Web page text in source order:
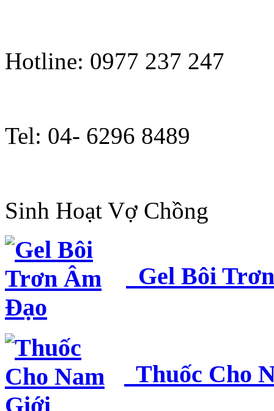
Hotline: 0977 237 247
Tel: 04- 6296 8489
Sinh Hoạt Vợ Chồng
Gel Bôi
Thuốc Cho